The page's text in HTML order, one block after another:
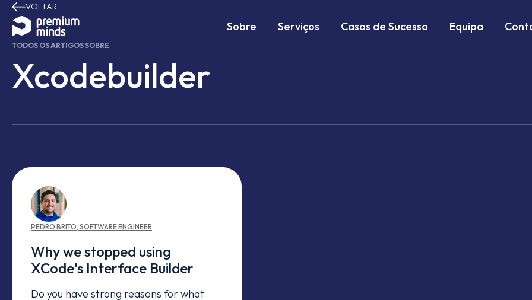
Avançar para o conteúdo
Sobre Serviços Casos de Sucesso Equipa
VOLTAR
TODOS OS ARTIGOS SOBRE
Xcodebuilder
PEDRO BRITO, SOFTWARE ENGINEER
Why we stopped using
XCode's Interface Builder
Do you have strong reasons for what